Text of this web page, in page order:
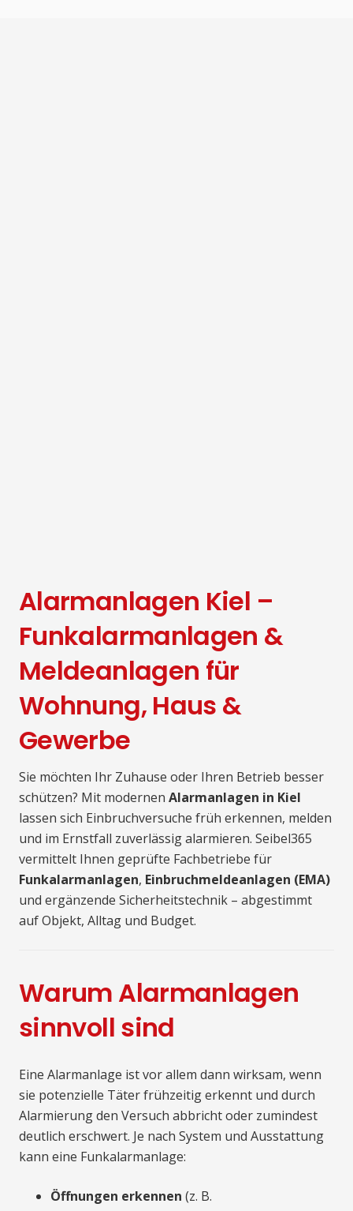
Alarmanlagen Kiel –
Funkalarmanlagen &
Meldeanlagen für
Wohnung, Haus &
Gewerbe
Sie möchten Ihr Zuhause oder Ihren Betrieb besser
schützen? Mit modernen Alarmanlagen in Kiel
lassen sich Einbruchversuche früh erkennen, melden
und im Ernstfall zuverlässig alarmieren. Seibel365
vermittelt Ihnen geprüfte Fachbetriebe für
Funkalarmanlagen, Einbruchmeldeanlagen (EMA)
und ergänzende Sicherheitstechnik – abgestimmt
auf Objekt, Alltag und Budget.
Warum Alarmanlagen
sinnvoll sind
Eine Alarmanlage ist vor allem dann wirksam, wenn
sie potenzielle Täter frühzeitig erkennt und durch
Alarmierung den Versuch abbricht oder zumindest
deutlich erschwert. Je nach System und Ausstattung
kann eine Funkalarmanlage:
Öffnungen erkennen (z. B.